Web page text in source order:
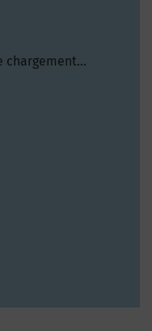
chargement...